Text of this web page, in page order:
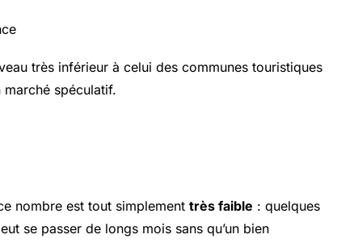
très inférieur à celui des communes touristiques
marché spéculatif.
nombre est tout simplement très faible : quelques
se passer de longs mois sans qu’un bien